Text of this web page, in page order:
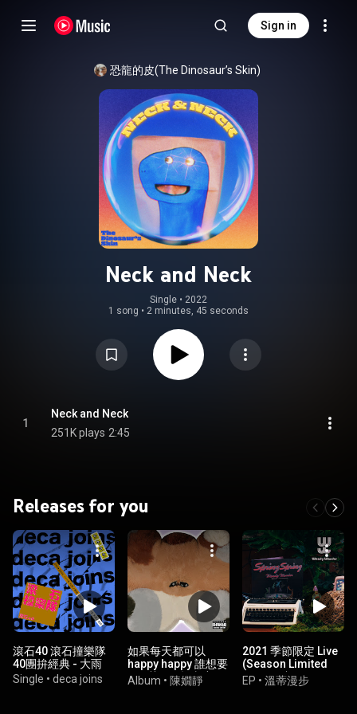
Sign in
恐龍的皮(The Dinosaur’s Skin)
Neck and Neck
Single • 2022
1 song • 2 minutes, 45 seconds
1
Neck and Neck
251K plays 2:45
Releases for you
滾石40 滾石撞樂隊
40團拚經典 - 大雨
Single • deca joins
如果每天都可以
happy happy 誰想要
sad:)) - 一起去度假
Album • 陳嫺靜
2021 季節限定 Live
(Season Limited
Live Ver.)
EP • 溫蒂漫步